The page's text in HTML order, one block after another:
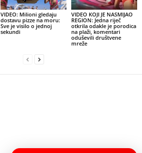
VIDEO: Milioni gledaju
dostavu pizze na moru:
Sve je visilo o jednoj
sekundi
VIDEO KOJI JE NASMIJAO
REGION: Jedna riječ
otkrila odakle je porodica
na plaži, komentari
oduševili društvene
mreže